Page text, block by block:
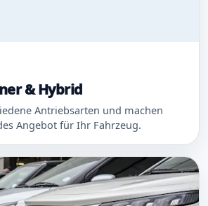
& Hybrid
Antriebsarten und machen
Angebot für Ihr Fahrzeug.